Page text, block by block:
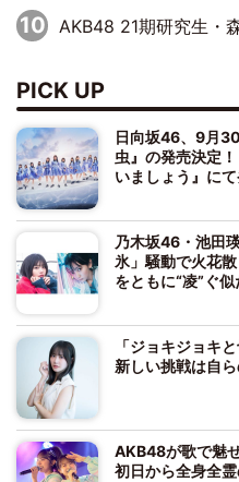
AKB48 21期研究生・森
PICK UP
日向坂46、9月
虫』の発売決定
いましょう』に
乃木坂46・池田
氷」騒動で火花
をともに“凌”ぐ
「ジョキジョキ
新しい挑戦は自
AKB48が歌で魅
初日から全身全